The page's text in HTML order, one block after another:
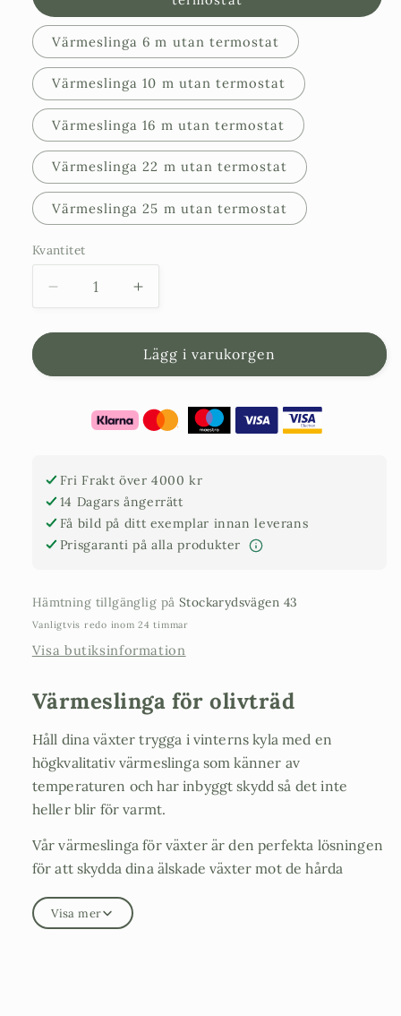
tillgänglig
Värmeslinga 6 m utan termostat
Värmeslinga 10 m utan termostat
Värmeslinga 16 m utan termostat
Värmeslinga 22 m utan termostat
Värmeslinga 25 m utan termostat
Kvantitet
Minska
kvantitet
för
Värmeslinga
för
Öka
kvantitet
för
Värmeslinga
för
Lägg i varukorgen
Fri Frakt över 4000 kr
14 Dagars ångerrätt
Få bild på ditt exemplar innan leverans
Prisgaranti på alla produkter
Hämtning tillgänglig på Stockarydsvägen 43
Vanligtvis redo inom 24 timmar
Visa butiksinformation
Värmeslinga för olivträd
Håll dina växter trygga i vinterns kyla med en
högkvalitativ värmeslinga som känner av
temperaturen och har inbyggt skydd så det inte
heller blir för varmt.
Vår värmeslinga för växter är den perfekta lösningen
för att skydda dina älskade växter mot de hårda
erbjuder vår värmeslinga enastående skydd och
Visa mer